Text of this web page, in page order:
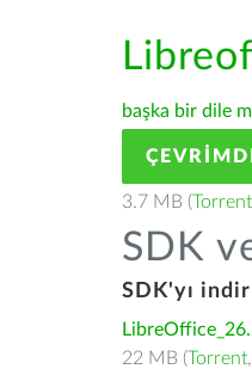
başka bir dile
3.7 MB (Torrent
SDK
SDK'yı indir
22 MB (Torrent,